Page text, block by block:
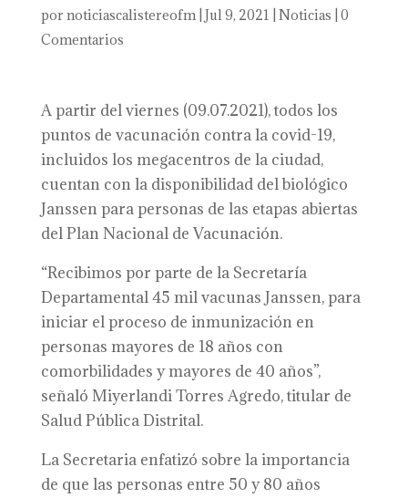
por noticiascalistereofm| Jul 9, 2021 Noticias 0
Comentarios
A partir del viernes (09.07.2021), todos los
puntos de vacunación contra la covid-19,
incluidos los megacentros de la ciudad,
cuentan con la disponibilidad del biológico
Janssen para personas de las etapas abiertas
del Plan Nacional de Vacunación.
“Recibimos por parte de la Secretaría
Departamental 45 mil vacunas Janssen, para
iniciar el proceso de inmunización en
personas mayores de 18 años con
comorbilidades y mayores de 40 años”,
señaló Miyerlandi Torres Agredo, titular de
Salud Pública Distrital.
La Secretaria enfatizó sobre la importancia
de que las personas entre 50 y 80 años